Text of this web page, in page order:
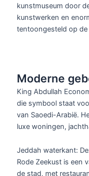
kunstmuseum door
kunstwerken en
tentoongesteld op de
Moderne
King Abdullah
die symbool staat
van Saoedi-Arabië.
luxe woningen,
Jeddah waterkant:
Rode Zeekust is een
de stad, met